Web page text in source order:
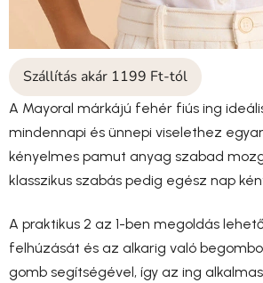
Szállítás akár 1199 Ft-tól
A Mayoral márkájú fehér fiús ing
mindennapi és ünnepi viselethez
kényelmes pamut anyag szabad
klasszikus szabás pedig egész nap
A praktikus 2 az 1-ben megoldás
felhúzását és az alkarig való
gomb segítségével, így az ing